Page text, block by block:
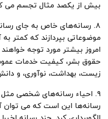
بیش از یکصد مثال تجسم می
۸. رسانه‌های خاص به جای
موضوعاتی بپردازند که کمتر
امروز بیشتر مورد توجه
حقوق بشر، کیفیت خدمات
زیست، بهداشت، نوآوری، و
۹. احیاء رسانه‌های شخصی مثل
رسانه‌ها این است که می توان